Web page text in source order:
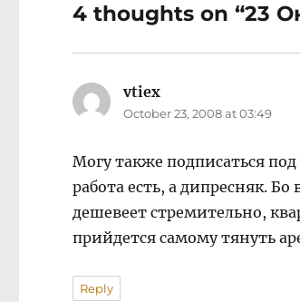
4 thoughts on “23
vtiex
October 23, 2008 at 03:49
Могу также подписаться
работа есть, а дипресняк.
дешевеет стремительно,
прийдется самому тянуть
Reply